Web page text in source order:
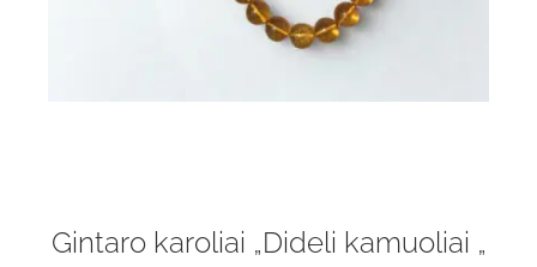
Gintaro karoliai „Dideli kamuoliai „